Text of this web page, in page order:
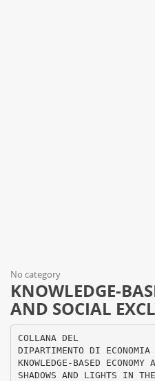
No category
KNOWLEDGE-
AND SOCIAL
COLLANA DEL
DIPARTIMENTO DI ECONOMIA
KNOWLEDGE-BASED
SHADOWS AND LIGHTS IN